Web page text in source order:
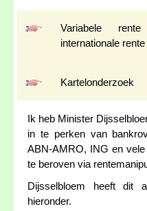
Variabele
internationale rente
Kartelonderzoek
Ik heb Minister
in te perken van
ABN-AMRO, ING en
te beroven via
Dijsselbloem heeft dit
hieronder.